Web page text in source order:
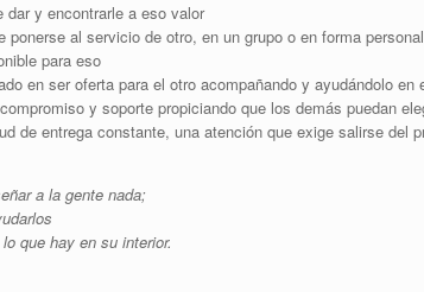
dar y encontrarle a eso valor
ponerse al servicio de otro, en un grupo o en forma personal
para eso
en ser oferta para el otro acompañando y ayudándolo en
y soporte propiciando que los demás puedan
de entrega constante, una atención que exige salirse del
a la gente nada;
que hay en su interior.